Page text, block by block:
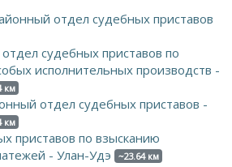
отдел судебных приставов
судебных приставов по
исполнительных производств -
км
отдел судебных приставов -
км
приставов по взысканию
- Улан-Удэ
~23.64 км